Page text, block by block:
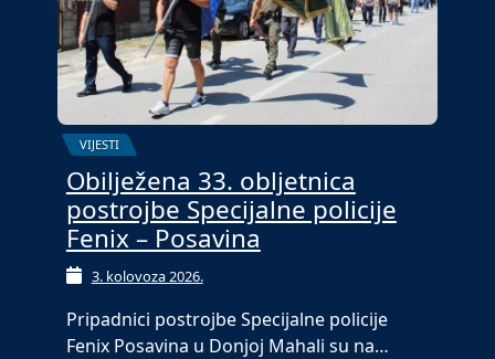
VIJESTI
Obilježena 33. obljetnica
postrojbe Specijalne policije
Fenix – Posavina
3. kolovoza 2026.
Pripadnici postrojbe Specijalne policije
Fenix Posavina u Donjoj Mahali su na…